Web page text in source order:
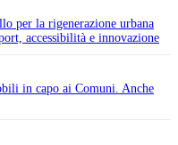
per la rigenerazione urbana
accessibilità e innovazione
in capo ai Comuni. Anche